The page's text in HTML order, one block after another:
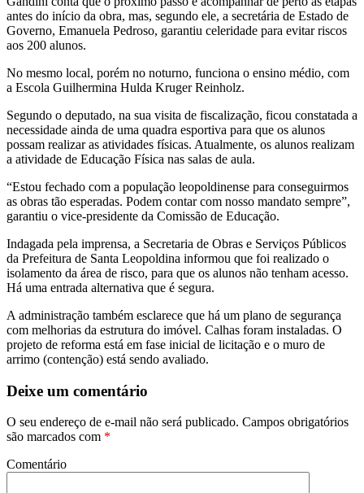
antes do início da obra, mas, segundo ele, a secretária de Estado de
Governo, Emanuela Pedroso, garantiu celeridade para evitar riscos
aos 200 alunos.
No mesmo local, porém no noturno, funciona o ensino médio, com
a Escola Guilhermina Hulda Kruger Reinholz.
Segundo o deputado, na sua visita de fiscalização, ficou constatada a
necessidade ainda de uma quadra esportiva para que os alunos
possam realizar as atividades físicas. Atualmente, os alunos realizam
a atividade de Educação Física nas salas de aula.
“Estou fechado com a população leopoldinense para conseguirmos
as obras tão esperadas. Podem contar com nosso mandato sempre”,
garantiu o vice-presidente da Comissão de Educação.
Indagada pela imprensa, a Secretaria de Obras e Serviços Públicos
da Prefeitura de Santa Leopoldina informou que foi realizado o
isolamento da área de risco, para que os alunos não tenham acesso.
Há uma entrada alternativa que é segura.
A administração também esclarece que há um plano de segurança
com melhorias da estrutura do imóvel. Calhas foram instaladas. O
projeto de reforma está em fase inicial de licitação e o muro de
arrimo (contenção) está sendo avaliado.
Deixe um comentário
O seu endereço de e-mail não será publicado. Campos obrigatórios
são marcados com *
Comentário